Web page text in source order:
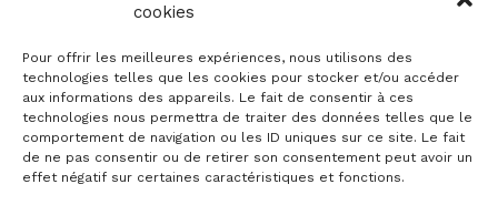
cookies
Pour offrir les meilleures expériences, nous utilisons des
technologies telles que les cookies pour stocker et/ou accéder
aux informations des appareils. Le fait de consentir à ces
technologies nous permettra de traiter des données telles que le
comportement de navigation ou les ID uniques sur ce site. Le fait
de ne pas consentir ou de retirer son consentement peut avoir un
effet négatif sur certaines caractéristiques et fonctions.
13100 Aix-en-Provence
✉ contact@crige-paca.org